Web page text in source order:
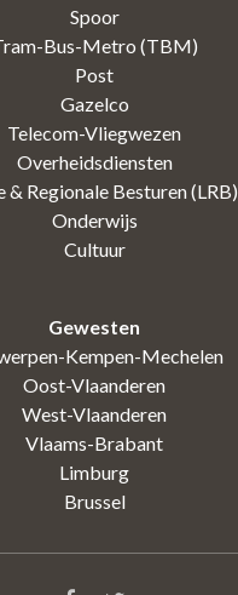
Spoor
Bus-Metro (TBM)
Post
Gazelco
Telecom-Vliegwezen
Overheidsdiensten
& Regionale Besturen (LRB)
Onderwijs
Cultuur
Gewesten
Kempen-Mechelen
Oost-Vlaanderen
West-Vlaanderen
Vlaams-Brabant
Limburg
Brussel